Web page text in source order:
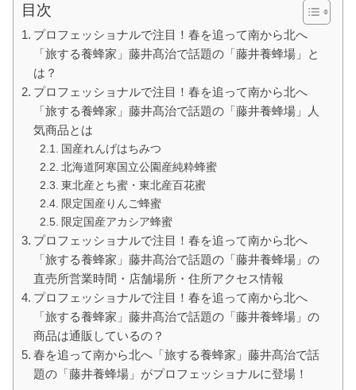
目次
プロフェッショナルで注目！春を追って南から北へ
「旅する養蜂家」藤井髙治で話題の「藤井養蜂場」と
は？
プロフェッショナルで注目！春を追って南から北へ
「旅する養蜂家」藤井髙治で話題の「藤井養蜂場」人
気商品とは
国産れんげはちみつ
北海道阿寒国立公園産純粋蜂蜜
東北産とち蜜・東北産百花蜜
限定国産りんご蜂蜜
限定国産アカシア蜂蜜
プロフェッショナルで注目！春を追って南から北へ
「旅する養蜂家」藤井髙治で話題の「藤井養蜂場」の
直売所営業時間・店舗場所・住所アクセス情報
プロフェッショナルで注目！春を追って南から北へ
「旅する養蜂家」藤井髙治で話題の「藤井養蜂場」の
商品は通販しているの？
春を追って南から北へ「旅する養蜂家」藤井髙治で話
題の「藤井養蜂場」がプロフェッショナルに登場！